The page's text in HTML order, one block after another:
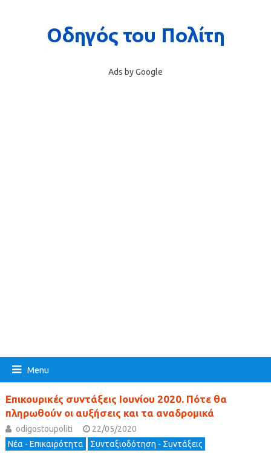
Ads by Google
Menu
Επικουρικές συντάξεις Ιουνίου 2020. Πότε θα
πληρωθούν οι αυξήσεις και τα αναδρομικά
odigostoupoliti
22/05/2020
Νέα - Επικαιρότητα
Συνταξιοδότηση - Συντάξεις